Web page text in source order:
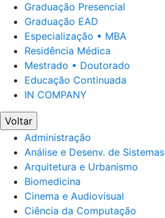
Graduação Presencial
Graduação EAD
Especialização • MBA
Residência Médica
Mestrado • Doutorado
Educação Continuada
IN COMPANY
Voltar
Administração
Análise e Desenv. de Sistemas
Arquitetura e Urbanismo
Biomedicina
Cinema e Audiovisual
Ciência da Computação